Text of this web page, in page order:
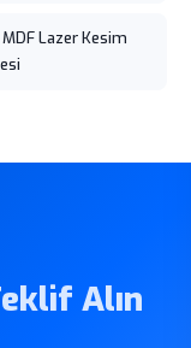
Lazer Kesim
Alın